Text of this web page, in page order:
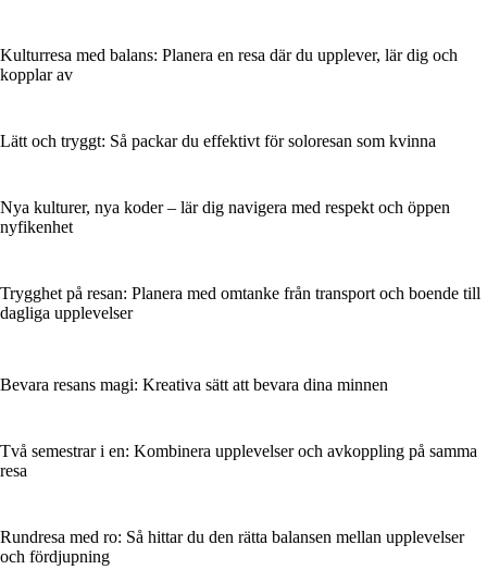
Kulturresa med balans: Planera en resa där du upplever, lär dig och
kopplar av
Lätt och tryggt: Så packar du effektivt för soloresan som kvinna
Nya kulturer, nya koder – lär dig navigera med respekt och öppen
nyfikenhet
Trygghet på resan: Planera med omtanke från transport och boende till
dagliga upplevelser
Bevara resans magi: Kreativa sätt att bevara dina minnen
Två semestrar i en: Kombinera upplevelser och avkoppling på samma
resa
Rundresa med ro: Så hittar du den rätta balansen mellan upplevelser
och fördjupning